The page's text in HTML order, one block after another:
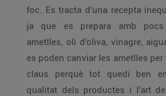
foc. Es tracta d’una recepta
ja que es prepara amb pocs
ametlles, oli d’oliva, vinagre,
es poden canviar les ametlles per
claus perquè tot quedi ben
qualitat dels productes i l’art